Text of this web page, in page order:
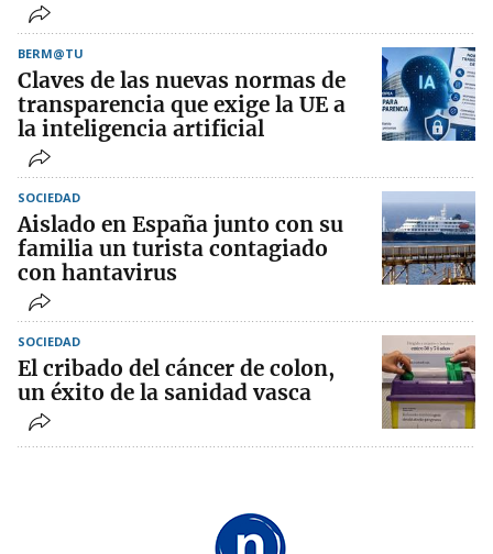
BERM@TU
Claves de las nuevas normas de
transparencia que exige la UE a
la inteligencia artificial
SOCIEDAD
Aislado en España junto con su
familia un turista contagiado
con hantavirus
SOCIEDAD
El cribado del cáncer de colon,
un éxito de la sanidad vasca